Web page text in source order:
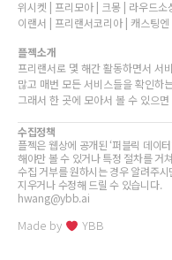
위시켓 | 프리모아 | 크몽 | 라우드
이랜서 | 프리랜서코리아 | 캐스팅엔
플젝소개
프리랜서로 몇 해간 활동하면서 서
많고 매번 모든 서비스들을 확인하
그래서 한 곳에 모아서 볼 수 있으
수집정책
플젝은 웹상에 공개된 ‘퍼블릭 데이
해야만 볼 수 있거나 특정 절차를 거
수집 거부를 원하시는 경우 알려주
지우거나 수정해 드릴 수 있습니다.
hwang@ybb.ai
Made by YBB